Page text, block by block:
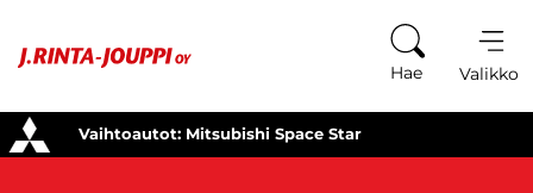
Hae Valikko
Vaihtoautot: Mitsubishi Space Star